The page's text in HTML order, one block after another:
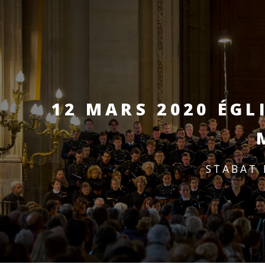
12 MARS 2020
STABAT